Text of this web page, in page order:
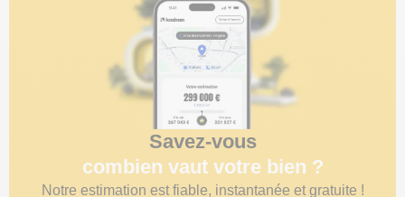
Savez-vous
combien vaut votre bien ?
Notre estimation est fiable, instantanée et gratuite !